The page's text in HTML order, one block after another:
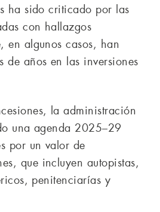
ha sido criticado por las
con hallazgos
en algunos casos, han
de años en las inversiones
la administración
una agenda 2025–29
por un valor de
que incluyen autopistas,
penitenciarías y